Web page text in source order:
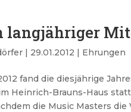
langjähriger
| 29.01.2012 | Ehrungen
fand die diesjährige
Heinrich-Brauns-Haus
die Music Masters